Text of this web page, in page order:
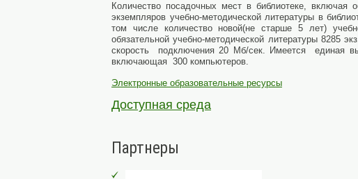
Количество посадочных мест в библиотеке,
экземпляров учебно-методической литературы в
том числе количество новой(не старше 5 лет)
обязательной учебно-методической литературы 8285
скорость подключения 20 Мб/сек. Имеется единая
включающая 300 компьютеров.
Электронные образовательные ресурсы
Доступная среда
Партнеры